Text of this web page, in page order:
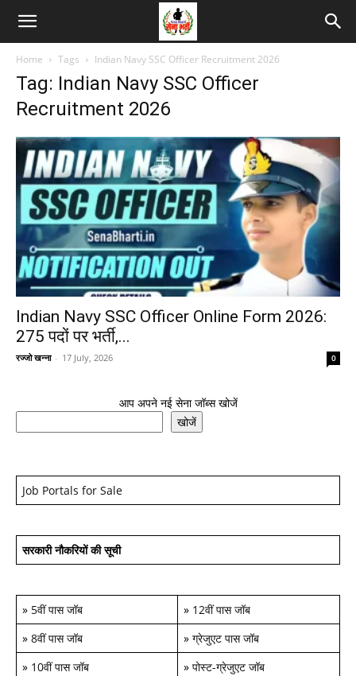
Home Tags Indian Navy SSC Officer Recruitment 2026
Tag: Indian Navy SSC Officer
Recruitment 2026
Indian Navy SSC Officer Online Form 2026:
275 पदों पर भर्ती,...
रज्जो खन्ना - 17 July, 2026 0
आप अपने नई सेना जॉब्स खोजें
खोजें
Job Portals for Sale
सरकारी नौकरियों की सूची
» 5वीं पास जॉब » 12वीं पास जॉब
» 8वीं पास जॉब » ग्रेजुएट पास जॉब
» 10वीं पास जॉब » पोस्ट-ग्रेजुएट जॉब